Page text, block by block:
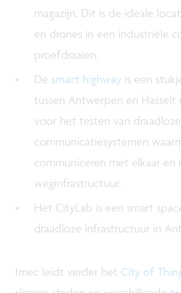
magazijn. Dit is de ideale
en drones in een industriële
proefdraaien.
De smart highway is een
tussen Antwerpen en Hasselt
voor het testen van draadloze
communicatiesystemen
communiceren met elkaar en
weginfrastructuur.
Het CityLab is een smart
draadloze infrastructuur in
Imec leidt verder het City of